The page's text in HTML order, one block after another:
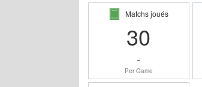
Matchs joués
30
-
Per Game